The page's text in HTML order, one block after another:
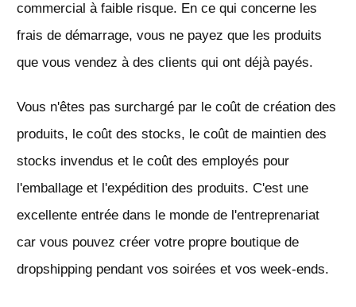
commercial à faible risque. En ce qui concerne les
frais de démarrage, vous ne payez que les produits
que vous vendez à des clients qui ont déjà payés.
Vous n'êtes pas surchargé par le coût de création des
produits, le coût des stocks, le coût de maintien des
stocks invendus et le coût des employés pour
l'emballage et l'expédition des produits. C'est une
excellente entrée dans le monde de l'entreprenariat
car vous pouvez créer votre propre boutique de
dropshipping pendant vos soirées et vos week-ends.